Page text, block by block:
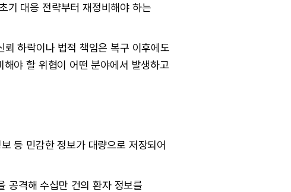
기 대응 전략부터 재정비해야 하는
하락이나 법적 책임은 복구 이후에도
야 할 위협이 어떤 분야에서 발생하고
등 민감한 정보가 대량으로 저장되어
공격해 수십만 건의 환자 정보를